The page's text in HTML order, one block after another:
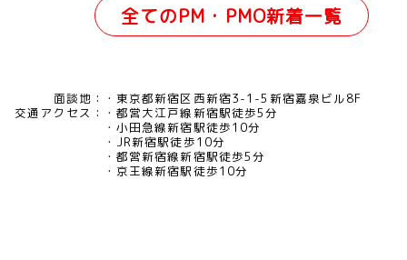
全てのPM・PMO新着一覧
面談地：
東京都新宿区西新宿3-1-5新宿嘉泉ビル8F
交通アクセス：
都営大江戸線新宿駅徒歩5分
小田急線新宿駅徒歩10分
JR新宿駅徒歩10分
都営新宿線新宿駅徒歩5分
京王線新宿駅徒歩10分